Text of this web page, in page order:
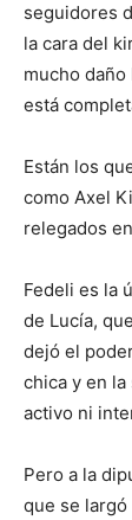
seguidores
la cara del
mucho
está
Están los
como Axel
relegados
Fedeli es la
de Lucía,
dejó el
chica y en
activo ni
Pero a la
que se largó